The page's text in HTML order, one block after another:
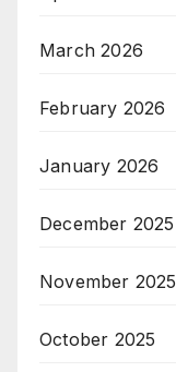
March 2026
February 2026
January 2026
December 2025
November 2025
October 2025